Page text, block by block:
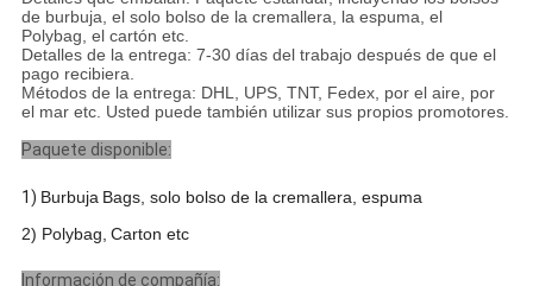
de burbuja, el solo bolso de la cremallera, la espuma, el
Polybag, el cartón etc.
Detalles de la entrega: 7-30 días del trabajo después de que el
pago recibiera.
Métodos de la entrega: DHL, UPS, TNT, Fedex, por el aire, por
el mar etc. Usted puede también utilizar sus propios promotores.
Paquete disponible:
1) Burbuja Bags, solo bolso de la cremallera, espuma
2) Polybag, Carton etc
Información de compañía: